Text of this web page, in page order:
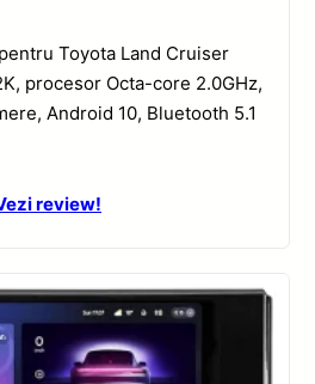
Toyota Land Cruiser
procesor Octa-core 2.0GHz,
Android 10, Bluetooth 5.1
review!